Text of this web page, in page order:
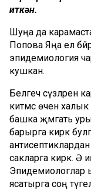
иткән.
Шуңа да
Попова Яңа ел
эпидемиология
кушкан.
Белгеч сүзләренә
китмәс өчен
башка җәмәгать
барырга кирәк
сакларга кирәк.
Эпидемиологлар
ясатырга соң